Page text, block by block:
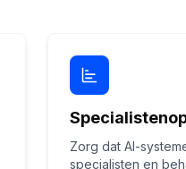
Zorg dat AI-
specialisten en